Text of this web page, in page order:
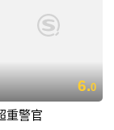
6.0
重警官